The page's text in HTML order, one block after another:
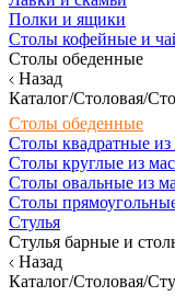
Полки и ящики
Столы кофейные и
Столы обеденные
Назад
Каталог/Столовая/
Столы обеденные
Столы квадратные из
Столы круглые из
Столы овальные из
Столы
Стулья
Стулья барные и
Назад
Каталог/Столовая/